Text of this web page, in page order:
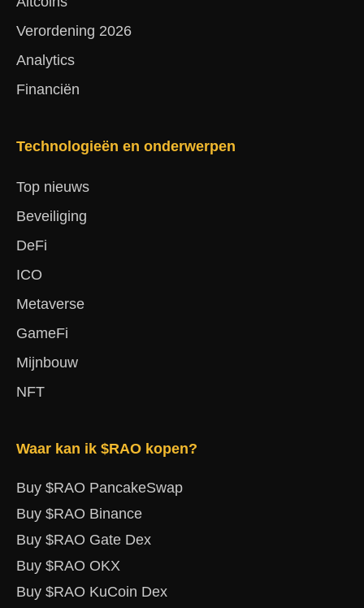
Verordening 2026
Analytics
Financiën
Technologieën en onderwerpen
Top nieuws
Beveiliging
DeFi
ICO
Metaverse
GameFi
Mijnbouw
NFT
Waar kan ik $RAO kopen?
Buy $RAO PancakeSwap
Buy $RAO Binance
Buy $RAO Gate Dex
Buy $RAO OKX
Buy $RAO KuCoin Dex